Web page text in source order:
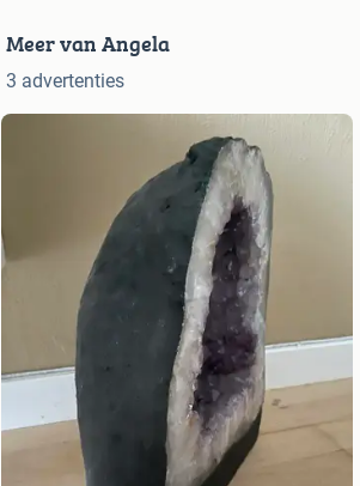
Meer van Angela
3 advertenties